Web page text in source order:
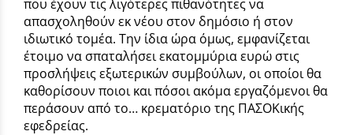
που έχουν τις λιγότερες πιθανότητες να
απασχοληθούν εκ νέου στον δημόσιο ή στον
ιδιωτικό τομέα. Την ίδια ώρα όμως, εμφανίζεται
έτοιμο να σπαταλήσει εκατομμύρια ευρώ στις
προσλήψεις εξωτερικών συμβούλων, οι οποίοι θα
καθορίσουν ποιοι και πόσοι ακόμα εργαζόμενοι θα
περάσουν από το… κρεματόριο της ΠΑΣΟΚικής
εφεδρείας.